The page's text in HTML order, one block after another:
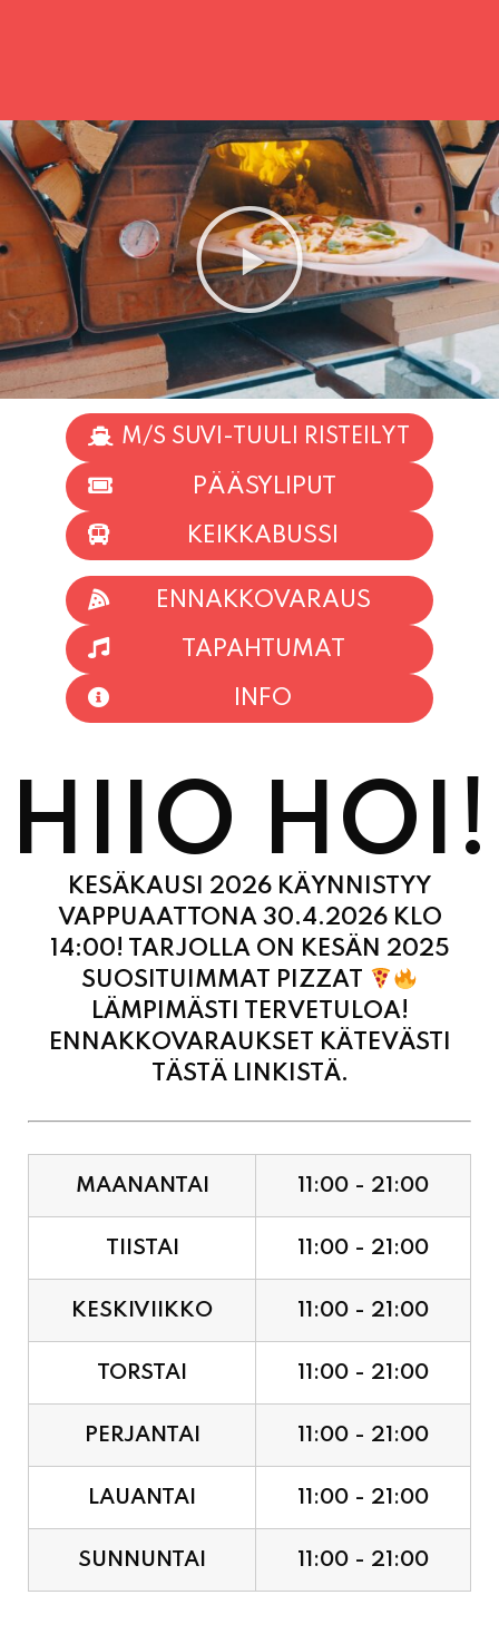
M/S SUVI-TUULI RISTEILYT
PÄÄSYLIPUT
KEIKKABUSSI
TAPAHTUMAT
INFO
HIIO HOI!
KESÄKAUSI 2026 KÄYNNISTYY
VAPPUAATTONA 30.4.2026 KLO
14:00! TARJOLLA ON KESÄN 2025
SUOSITUIMMAT PIZZAT
LÄMPIMÄSTI TERVETULOA!
ENNAKKOVARAUKSET KÄTEVÄSTI
TÄSTÄ LINKISTÄ.
TIISTAI 11:00 - 21:00
KESKIVIIKKO 11:00 - 21:00
TORSTAI 11:00 - 21:00
PERJANTAI 11:00 - 21:00
LAUANTAI 11:00 - 21:00
SUNNUNTAI 11:00 - 21:00